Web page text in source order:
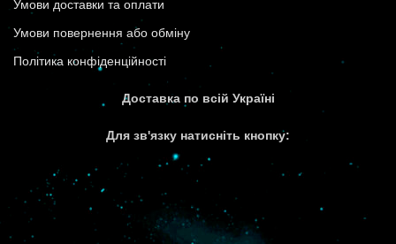
Умови доставки та оплати
Умови повернення або обміну
Політика конфіденційності
Доставка по всій Україні
Для зв'язку натисніть кнопку: